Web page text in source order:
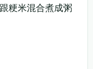
粳米混合煮成粥